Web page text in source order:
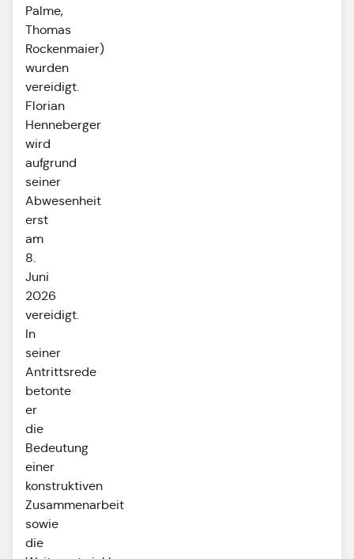
Palme,
Thomas
Rockenmaier)
wurden
vereidigt.
Florian
Henneberger
wird
aufgrund
seiner
Abwesenheit
erst
am
8.
Juni
2026
vereidigt.
In
seiner
Antrittsrede
betonte
er
die
Bedeutung
einer
konstruktiven
Zusammenarbeit
sowie
die